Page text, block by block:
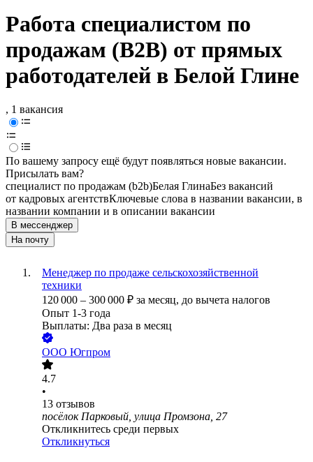
Работа специалистом по
продажам (B2B) от прямых
работодателей в Белой Глине
, 1 вакансия
По вашему запросу ещё будут появляться новые вакансии.
Присылать вам?
специалист по продажам (b2b)Белая ГлинаБез вакансий
от кадровых агентствКлючевые слова в названии вакансии, в
названии компании и в описании вакансии
В мессенджер
На почту
Менеджер по продаже сельскохозяйственной
техники
120 000 – 300 000 ₽ за месяц, до вычета налогов
Опыт 1-3 года
Выплаты: Два раза в месяц
ООО Югпром
4.7
•
13 отзывов
посёлок Парковый, улица Промзона, 27
Откликнитесь среди первых
Откликнуться